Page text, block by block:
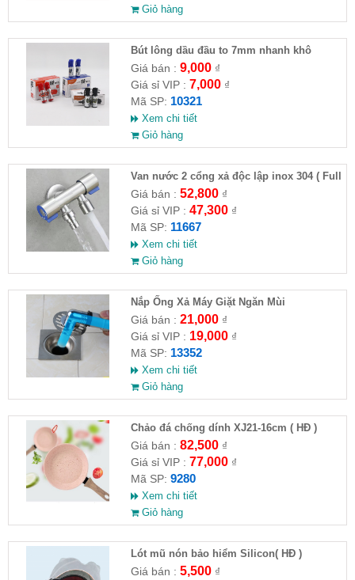
Giỏ hàng
Bút lông dầu đầu to 7mm nhanh khô
Giá bán : 9,000₫
Giá sỉ VIP : 7,000₫
Mã SP: 10321
Xem chi tiết
Giỏ hàng
Van nước 2 cổng xả độc lập inox 304 ( Full
VAT )
Giá bán : 52,800₫
Giá sỉ VIP : 47,300₫
Mã SP: 11667
Xem chi tiết
Giỏ hàng
Nắp Ống Xả Máy Giặt Ngăn Mùi
Giá bán : 21,000₫
Giá sỉ VIP : 19,000₫
Mã SP: 13352
Xem chi tiết
Giỏ hàng
Chảo đá chống dính XJ21-16cm ( HĐ )
Giá bán : 82,500₫
Giá sỉ VIP : 77,000₫
Mã SP: 9280
Xem chi tiết
Giỏ hàng
Lót mũ nón bảo hiểm Silicon( HĐ )
Giá bán : 5,500₫